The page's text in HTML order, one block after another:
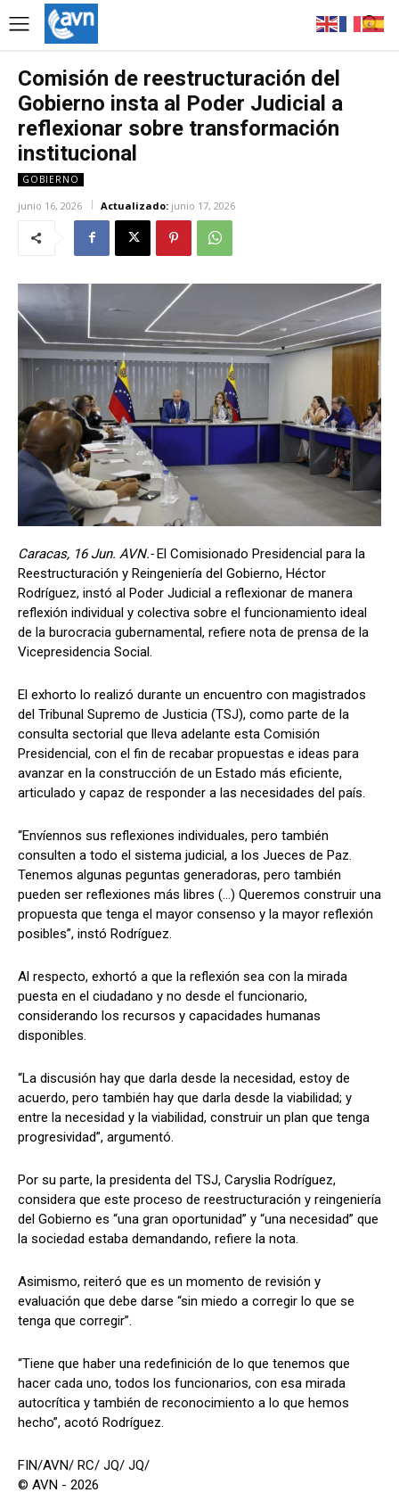
Comisión de reestructuración del
Gobierno insta al Poder Judicial a
reflexionar sobre transformación
institucional
GOBIERNO
junio 16, 2026 Actualizado: junio 17, 2026
Caracas, 16 Jun. AVN.-El Comisionado Presidencial para la
Reestructuración y Reingeniería del Gobierno, Héctor
Rodríguez, instó al Poder Judicial a reflexionar de manera
reflexión individual y colectiva sobre el funcionamiento ideal
de la burocracia gubernamental, refiere nota de prensa de la
Vicepresidencia Social.
El exhorto lo realizó durante un encuentro con magistrados
del Tribunal Supremo de Justicia (TSJ), como parte de la
consulta sectorial que lleva adelante esta Comisión
Presidencial, con el fin de recabar propuestas e ideas para
avanzar en la construcción de un Estado más eficiente,
articulado y capaz de responder a las necesidades del país.
“Envíennos sus reflexiones individuales, pero también
consulten a todo el sistema judicial, a los Jueces de Paz.
Tenemos algunas peguntas generadoras, pero también
pueden ser reflexiones más libres (…) Queremos construir una
propuesta que tenga el mayor consenso y la mayor reflexión
posibles”, instó Rodríguez.
Al respecto, exhortó a que la reflexión sea con la mirada
puesta en el ciudadano y no desde el funcionario,
considerando los recursos y capacidades humanas
disponibles.
“La discusión hay que darla desde la necesidad, estoy de
acuerdo, pero también hay que darla desde la viabilidad; y
entre la necesidad y la viabilidad, construir un plan que tenga
progresividad”, argumentó.
Por su parte, la presidenta del TSJ, Caryslia Rodríguez,
considera que este proceso de reestructuración y reingeniería
del Gobierno es “una gran oportunidad” y “una necesidad” que
la sociedad estaba demandando, refiere la nota.
Asimismo, reiteró que es un momento de revisión y
evaluación que debe darse “sin miedo a corregir lo que se
tenga que corregir”.
“Tiene que haber una redefinición de lo que tenemos que
hacer cada uno, todos los funcionarios, con esa mirada
autocrítica y también de reconocimiento a lo que hemos
hecho”, acotó Rodríguez.
FIN/AVN/ RC/ JQ/ JQ/
© AVN - 2026